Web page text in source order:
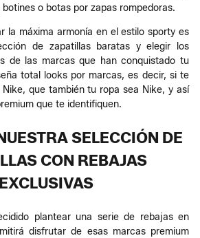
o botas por zapas rompedoras.
la máxima armonía en el estilo sporty es
de zapatillas baratas y elegir los
de las marcas que han conquistado tu
total looks por marcas, es decir, si te
que también tu ropa sea Nike, y así
que te identifiquen.
SELECCIÓN DE
CON REBAJAS
EXCLUSIVAS
plantear una serie de rebajas en
disfrutar de esas marcas premium